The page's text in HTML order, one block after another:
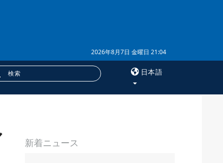
2026年8月7日 金曜日 21:04
日本語
購読
新着ニュース